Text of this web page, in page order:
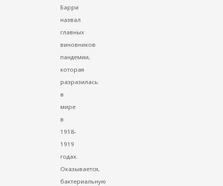
Барри
назвал
главных
виновников
пандемии,
которая
разразилась
в
мире
в
1918-
1919
годах.
Оказывается,
бактериальную